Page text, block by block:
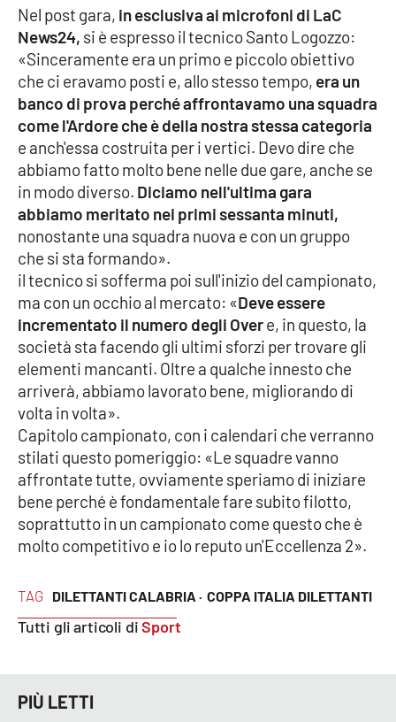
Economia e Lavoro
Politica
Sanità
Società
Sport
RUBRICHE
Good Morning Vietnam
Parchi Marini Calabria
Leggendo Alvaro insieme
Imprese Di Calabria
Le perfidie di Antonella Grippo
Venti di comunicazione
STREAMING
LaC TV
TAG DILETTANTI CALABRIA · COPPA ITALIA DILETTANTI
Tutti gli articoli diSport
Nel post gara, in esclusiva ai microfoni di LaC
News24, si è espresso il tecnico Santo Logozzo:
«Sinceramente era un primo e piccolo obiettivo
che ci eravamo posti e, allo stesso tempo, era un
banco di prova perché affrontavamo una squadra
come l'Ardore che è della nostra stessa categoria
e anch'essa costruita per i vertici. Devo dire che
abbiamo fatto molto bene nelle due gare, anche se
in modo diverso. Diciamo nell'ultima gara
abbiamo meritato nei primi sessanta minuti,
nonostante una squadra nuova e con un gruppo
che si sta formando».
il tecnico si sofferma poi sull'inizio del campionato,
ma con un occhio al mercato: «Deve essere
incrementato il numero degli Overe, in questo, la
società sta facendo gli ultimi sforzi per trovare gli
elementi mancanti. Oltre a qualche innesto che
arriverà, abbiamo lavorato bene, migliorando di
volta in volta».
Capitolo campionato, con i calendari che verranno
stilati questo pomeriggio: «Le squadre vanno
affrontate tutte, ovviamente speriamo di iniziare
bene perché è fondamentale fare subito filotto,
soprattutto in un campionato come questo che è
molto competitivo e io lo reputo un'Eccellenza 2».
PIÙ LETTI